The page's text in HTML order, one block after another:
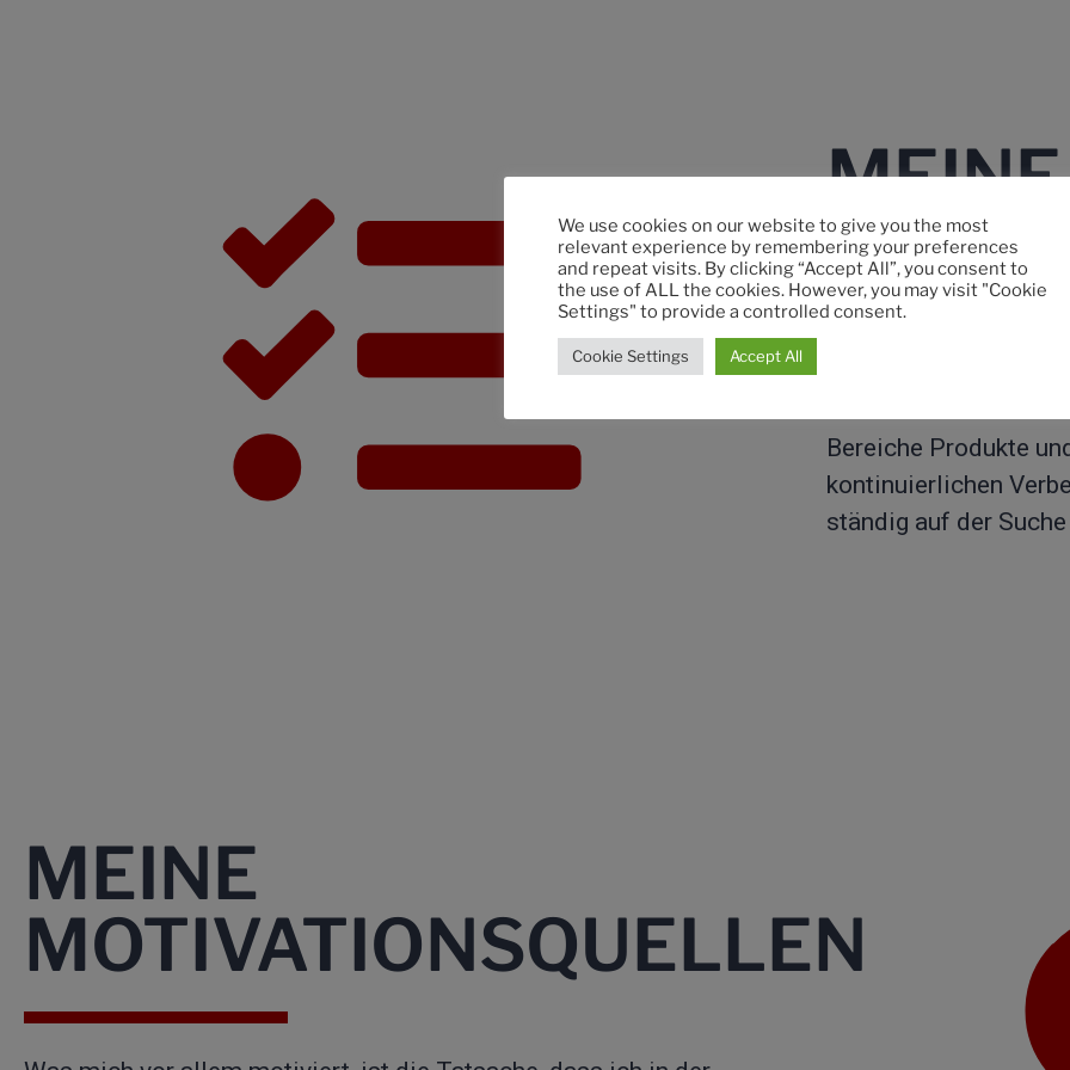
Bereiche Produkte
kontinuierlichen
ständig auf der
MEINE
MOTIVATIONSQUELLEN
We use cookies on our website to give you the most
relevant experience by remembering your preferences
and repeat visits. By clicking “Accept All”, you consent to
the use of ALL the cookies. However, you may visit "Cookie
Settings" to provide a controlled consent.
Cookie Settings Accept All